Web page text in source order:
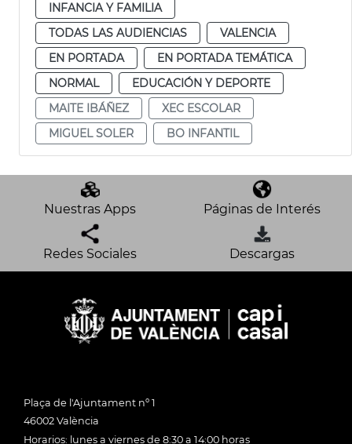
INFANCIA Y FAMILIA
TODAS LAS AUDIENCIAS
VALENCIA
EN PORTADA
EN PORTADA TEMÁTICA
NORMAL
EDUCACIÓN Y DEPORTE
MAITE IBÁÑEZ
XEC ESCOLAR
MIGUEL SOLER
BO INFANTIL
Nuestras Apps Páginas de Interés
Redes Sociales Descargas
Plaça de l'Ajuntament nº 1
46002 València
Horarios: lunes a viernes de 8:30 a 14:00 horas